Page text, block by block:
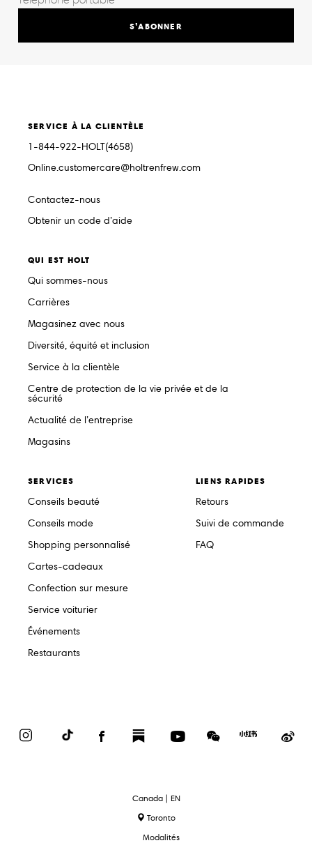
S’ABONNER
SERVICE À LA CLIENTÈLE
1-844-922-HOLT(4658)
Online.customercare@holtrenfrew.com
Contactez-nous
Obtenir un code d’aide
QUI EST HOLT
Qui sommes-nous
Carrières
Magasinez avec nous
Diversité, équité et inclusion
Service à la clientèle
Centre de protection de la vie privée et de la
sécurité
Actualité de l’entreprise
Magasins
SERVICES
Conseils beauté
Conseils mode
Shopping personnalisé
Cartes-cadeaux
Confection sur mesure
Service voiturier
Événements
Restaurants
LIENS RAPIDES
Retours
Suivi de commande
FAQ
InstagramTikTok FacebookSubstack YouTubeWeChat
Red
text.language
Canada | EN
Toronto
Modalités